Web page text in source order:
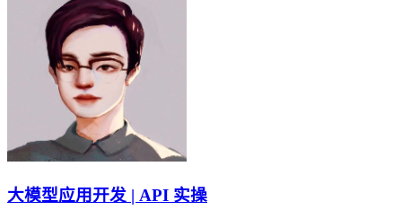
大模型应用开发 | API 实操